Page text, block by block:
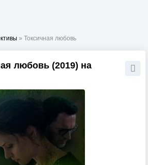
» Токсичная любовь
любовь (2019) на